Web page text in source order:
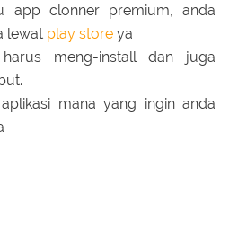
app clonner premium, anda
lewat play store ya
meng-install dan juga
mana yang ingin anda